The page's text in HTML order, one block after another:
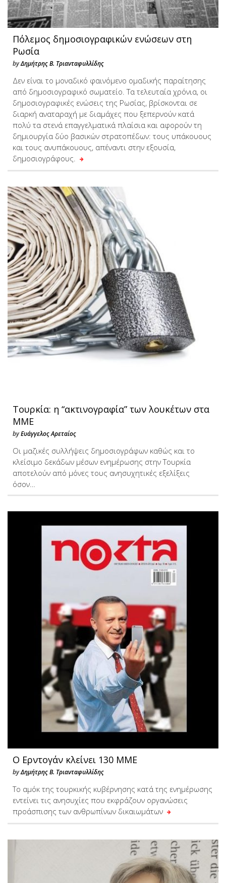
Πόλεμος δημοσιογραφικών ενώσεων στη
Ρωσία
byΔημήτρης Β. Τριανταφυλλίδης
Δεν είναι το μοναδικό φαινόμενο ομαδικής παραίτησης
από δημοσιογραφικό σωματείο. Τα τελευταία χρόνια, οι
δημοσιογραφικές ενώσεις της Ρωσίας, βρίσκονται σε
διαρκή αναταραχή με διαμάχες που ξεπερνούν κατά
πολύ τα στενά επαγγελματικά πλαίσια και αφορούν τη
δημιουργία δύο βασικών στρατοπέδων: τους υπάκουους
και τους ανυπάκουους, απέναντι στην εξουσία,
δημοσιογράφους.
Τουρκία: η “ακτινογραφία” των λουκέτων στα
ΜΜΕ
byΕυάγγελος Αρεταίος
Οι μαζικές συλλήψεις δημοσιογράφων καθώς και το
κλείσιμο δεκάδων μέσων ενημέρωσης στην Τουρκία
αποτελούν από μόνες τους ανησυχητικές εξελίξεις
όσον…
Ο Ερντογάν κλείνει 130 ΜΜΕ
byΔημήτρης Β. Τριανταφυλλίδης
Το αμόκ της τουρκικής κυβέρνησης κατά της ενημέρωσης
εντείνει τις ανησυχίες που εκφράζουν οργανώσεις
προάσπισης των ανθρωπίνων δικαιωμάτων